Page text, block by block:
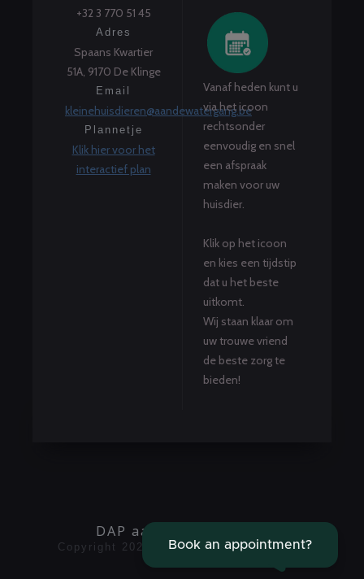
+32 3 770 51 45
Adres
Spaans Kwartier
51A, 9170 De Klinge
Email
kleinehuisdieren@aandewatergang.be
Plannetje
Klik hier voor het
interactief plan
Vanaf heden kunt u
via het icoon
rechtsonder
eenvoudig en snel
een afspraak
maken voor uw
huisdier.
Klik op het icoon
en kies een tijdstip
dat u het beste
uitkomt.
Wij staan klaar om
uw trouwe vriend
de beste zorg te
bieden!
DAP aan de Watergang
Copyright 2025 - Algemene voorwaarden